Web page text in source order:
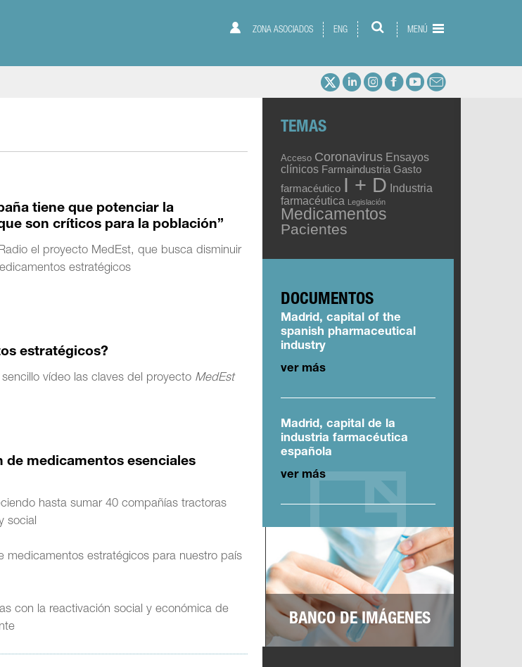
ZONA ASOCIADOS ENG MENÚ
tiene que potenciar la
son críticos para la población”
el proyecto MedEst, que busca disminuir
estratégicos
estratégicos?
vídeo las claves del proyecto MedEst
medicamentos esenciales
hasta sumar 40 compañías tractoras
social
medicamentos estratégicos para nuestro país
con la reactivación social y económica de
TEMAS
Acceso Coronavirus Ensayos
clínicos Farmaindustria Gasto
farmacéutico I + D Industria
farmacéutica Legislación
Medicamentos
Pacientes
DOCUMENTOS
Madrid, capital of the
spanish pharmaceutical
industry
ver más
Madrid, capital de la
industria farmacéutica
española
ver más
BANCO DE IMÁGENES